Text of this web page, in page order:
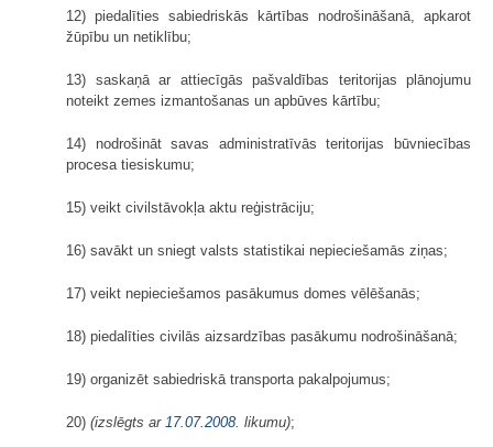
12) piedalīties sabiedriskās kārtības nodrošināšanā, apkarot
žūpību un netiklību;
13) saskaņā ar attiecīgās pašvaldības teritorijas plānojumu
noteikt zemes izmantošanas un apbūves kārtību;
14) nodrošināt savas administratīvās teritorijas būvniecības
procesa tiesiskumu;
15) veikt civilstāvokļa aktu reģistrāciju;
16) savākt un sniegt valsts statistikai nepieciešamās ziņas;
17) veikt nepieciešamos pasākumus domes vēlēšanās;
18) piedalīties civilās aizsardzības pasākumu nodrošināšanā;
19) organizēt sabiedriskā transporta pakalpojumus;
20) (izslēgts ar 17.07.2008 . likumu);